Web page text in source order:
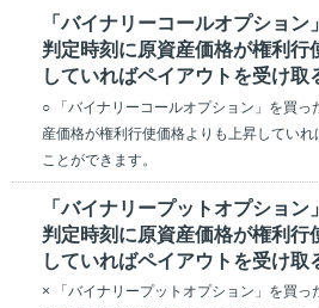
「バイナリーコールオプション
判定時刻に原資産価格が権利行
していればペイアウトを受け取
○ 「バイナリーコールオプション」を買っ
産価格が権利行使価格よりも上昇してい
ことができます。
「バイナリープットオプション
判定時刻に原資産価格が権利行
していればペイアウトを受け取
× 「バイナリープットオプション」を買っ